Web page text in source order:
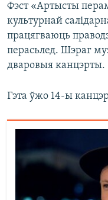
Фэст «Артысты
культурнай
працягваюць
перасьлед. Шэраг
дваровыя канцэрты.
Гэта ўжо 14-ы